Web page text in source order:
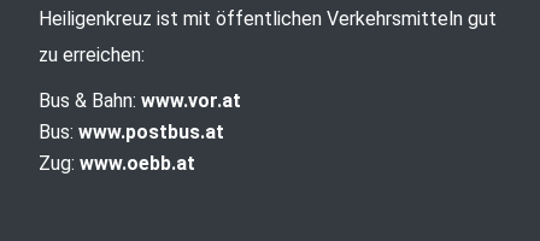
Heiligenkreuz ist mit öffentlichen Verkehrsmitteln gut
zu erreichen:
Bus & Bahn: www.vor.at
Bus: www.postbus.at
Zug: www.oebb.at